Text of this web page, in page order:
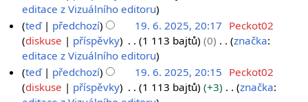
í
e
d
i
a
c
5
n
u
t
í
e
d
i
s
h
r
n
u
t
í
2
B
e
z
s
h
r
n
editace z Vizuálního editoru
teď
předchozí 19. 6. 2025, 20:17 Peckot02
diskuse
příspěvky 1 113 bajtů
0
B
e
z
značka:
editace z Vizuálního editoru
teď
předchozí 19. 6. 2025, 20:15 Peckot02
diskuse
příspěvky 1 113 bajtů
+3
značka: